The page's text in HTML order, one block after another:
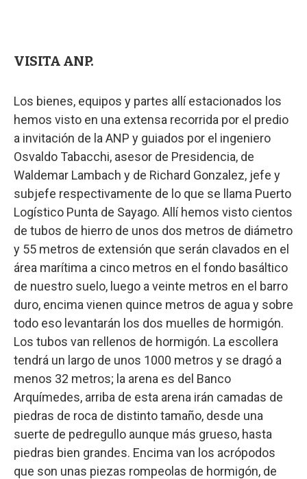
VISITA ANP.
Los bienes, equipos y partes allí estacionados los
hemos visto en una extensa recorrida por el predio
a invitación de la ANP y guiados por el ingeniero
Osvaldo Tabacchi, asesor de Presidencia, de
Waldemar Lambach y de Richard Gonzalez, jefe y
subjefe respectivamente de lo que se llama Puerto
Logístico Punta de Sayago. Allí hemos visto cientos
de tubos de hierro de unos dos metros de diámetro
y 55 metros de extensión que serán clavados en el
área marítima a cinco metros en el fondo basáltico
de nuestro suelo, luego a veinte metros en el barro
duro, encima vienen quince metros de agua y sobre
todo eso levantarán los dos muelles de hormigón.
Los tubos van rellenos de hormigón. La escollera
tendrá un largo de unos 1000 metros y se dragó a
menos 32 metros; la arena es del Banco
Arquímedes, arriba de esta arena irán camadas de
piedras de roca de distinto tamaño, desde una
suerte de pedregullo aunque más grueso, hasta
piedras bien grandes. Encima van los acrópodos
que son unas piezas rompeolas de hormigón, de